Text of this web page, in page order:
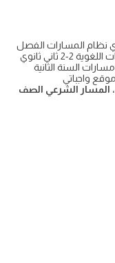
الثاني الثانوي نظام المسارات الفصل
الدراسي الثاني للعام 1446 تحميل مقرر الكفايات اللغوية 2-2 ثاني ثانوي
مسارات السنة الثانية
الأعمال، المسار الشرعي الصف